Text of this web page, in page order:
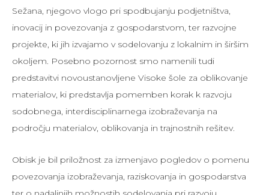
Sežana, njegovo vlogo pri spodbujanju podjetništva,
inovacij in povezovanja z gospodarstvom, ter razvojne
projekte, ki jih izvajamo v sodelovanju z lokalnim in širšim
okoljem. Posebno pozornost smo namenili tudi
predstavitvi novoustanovljene Visoke šole za oblikovanje
materialov, ki predstavlja pomemben korak k razvoju
sodobnega, interdisciplinarnega izobraževanja na
področju materialov, oblikovanja in trajnostnih rešitev.
Obisk je bil priložnost za izmenjavo pogledov o pomenu
povezovanja izobraževanja, raziskovanja in gospodarstva